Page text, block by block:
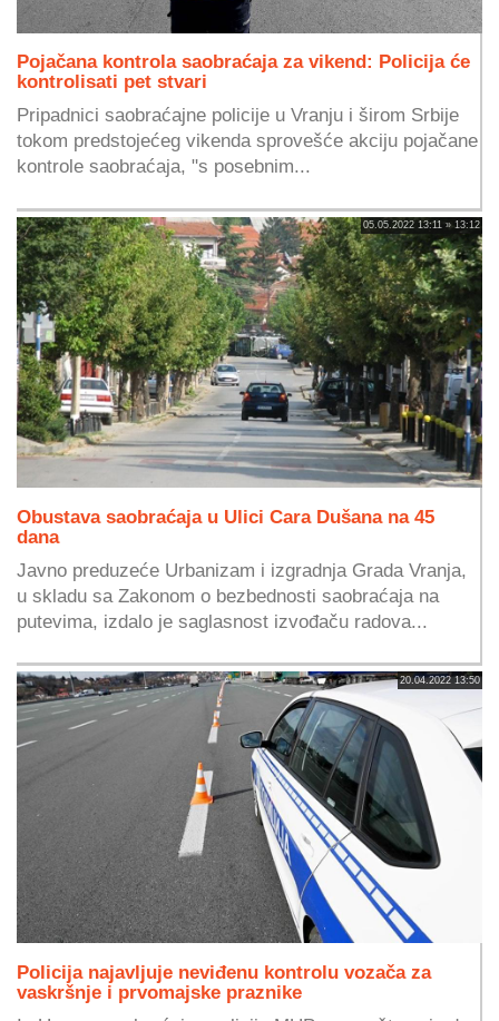
Pojačana kontrola saobraćaja za vikend: Policija će
kontrolisati pet stvari
Pripadnici saobraćajne policije u Vranju i širom Srbije
tokom predstojećeg vikenda sprovešće akciju pojačane
kontrole saobraćaja, "s posebnim...
05.05.2022 13:11 » 13:12
Obustava saobraćaja u Ulici Cara Dušana na 45
dana
Javno preduzeće Urbanizam i izgradnja Grada Vranja,
u skladu sa Zakonom o bezbednosti saobraćaja na
putevima, izdalo je saglasnost izvođaču radova...
20.04.2022 13:50
Policija najavljuje neviđenu kontrolu vozača za
vaskršnje i prvomajske praznike